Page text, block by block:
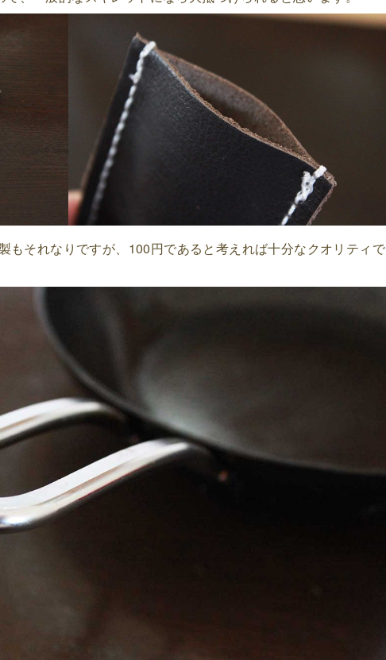
もそれなりですが、100円であると考えれば十分なクオリティで